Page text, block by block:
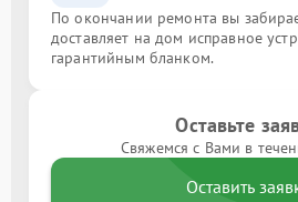
По окончании ремонта вы
доставляет на дом исправное
гарантийным бланком.
Оставьте
Свяжемся с Вами в
Оставить